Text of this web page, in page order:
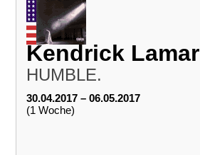
Kendrick Lamar
HUMBLE.
30.04.2017 – 06.05.2017
(1 Woche)